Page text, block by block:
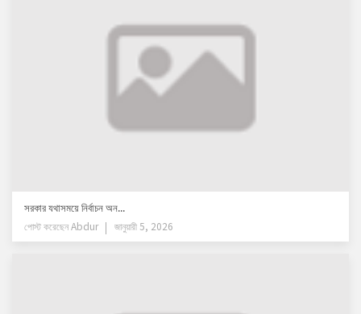
সরকার যথাসময়ে নির্বাচন অন...
পোস্ট করেছেনAbdur জানুয়ারী 5, 2026